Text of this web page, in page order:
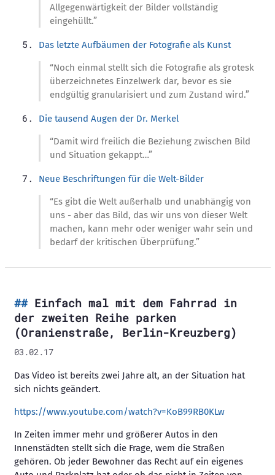
Allgegenwärtigkeit der Bilder vollständig
eingehüllt.”
Das letzte Aufbäumen der Fotografie als Kunst
“Noch einmal stellt sich die Fotografie als grotesk
überzeichnetes Einzelwerk dar, bevor es sie
endgültig granularisiert und zum Zustand wird.”
Die tausend Augen der Dr. Merkel
“Damit wird freilich die Beziehung zwischen Bild
und Situation gekappt…”
Neue Beschriftungen für die Welt-Bilder
“Es gibt die Welt außerhalb und unabhängig von
uns - aber das Bild, das wir uns von dieser Welt
machen, kann mehr oder weniger wahr sein und
bedarf der kritischen Überprüfung.”
Einfach mal mit dem Fahrrad in
der zweiten Reihe parken
(Oranienstraße, Berlin-Kreuzberg)
03.02.17
Das Video ist bereits zwei Jahre alt, an der Situation hat
sich nichts geändert.
https://www.youtube.com/watch?v=KoB99RB0KLw
In Zeiten immer mehr und größerer Autos in den
Innenstädten stellt sich die Frage, wem die Straßen
gehören. Ob jeder Bewohner das Recht auf ein eigenes